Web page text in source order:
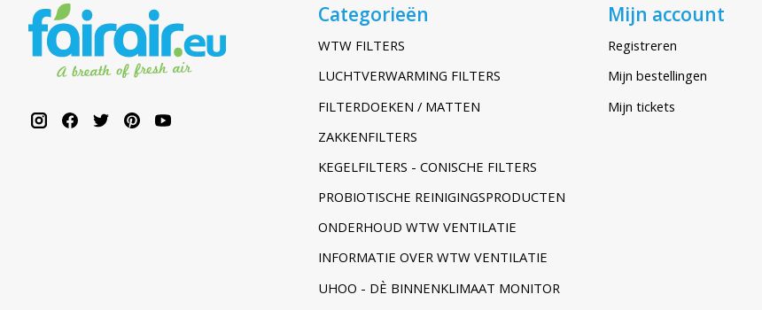
Categorieën
WTW FILTERS
LUCHTVERWARMING FILTERS
FILTERDOEKEN / MATTEN
ZAKKENFILTERS
KEGELFILTERS - CONISCHE FILTERS
PROBIOTISCHE REINIGINGSPRODUCTEN
ONDERHOUD WTW VENTILATIE
INFORMATIE OVER WTW VENTILATIE
UHOO - DÈ BINNENKLIMAAT MONITOR
Mijn account
Registreren
Mijn bestellingen
Mijn tickets